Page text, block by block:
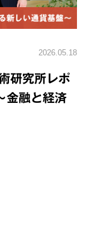
2026.05.18
研究所レポ
金融と経済